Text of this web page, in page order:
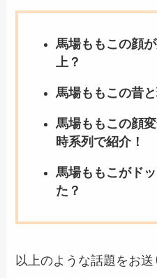
馬場ももこの顔
上？
馬場ももこの昔
馬場ももこの顔
時系列で紹介！
馬場ももこがド
た？
以上のような話題をお送